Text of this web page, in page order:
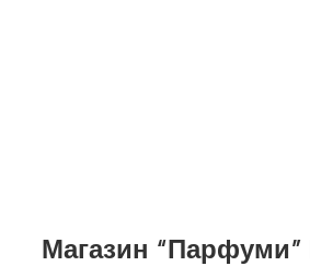
Магазин “Парфуми”